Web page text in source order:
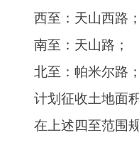
为16782.35平方米（以实
准）。
（一）严格按照阿图
（二）依照《国有土
例》及《新疆维吾尔自治